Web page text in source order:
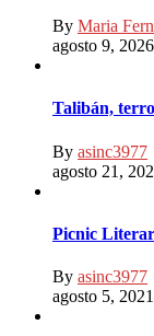
By Maria
agosto 9, 2026
Talibán,
By asinc3977
agosto 21,
Picnic
By asinc3977
agosto 5, 2021